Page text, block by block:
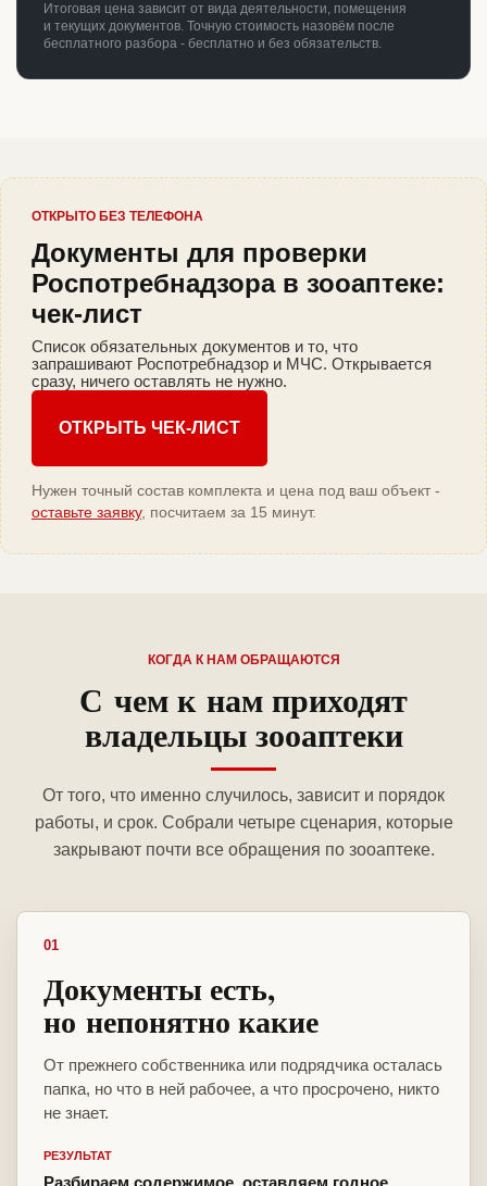
Итоговая цена зависит от вида деятельности, помещения
и текущих документов. Точную стоимость назовём после
бесплатного разбора - бесплатно и без обязательств.
ОТКРЫТО БЕЗ ТЕЛЕФОНА
Документы для проверки
Роспотребнадзора в зооаптеке:
чек-лист
Список обязательных документов и то, что
запрашивают Роспотребнадзор и МЧС. Открывается
сразу, ничего оставлять не нужно.
ОТКРЫТЬ ЧЕК-ЛИСТ
Нужен точный состав комплекта и цена под ваш объект -
оставьте заявку, посчитаем за 15 минут.
КОГДА К НАМ ОБРАЩАЮТСЯ
С чем к нам приходят
владельцы зооаптеки
От того, что именно случилось, зависит и порядок
работы, и срок. Собрали четыре сценария, которые
закрывают почти все обращения по зооаптеке.
01
Документы есть,
но непонятно какие
От прежнего собственника или подрядчика осталась
папка, но что в ней рабочее, а что просрочено, никто
не знает.
РЕЗУЛЬТАТ
Разбираем содержимое, оставляем годное